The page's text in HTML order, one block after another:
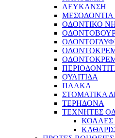
ΛΕΥΚΑΝΣΗ
ΜΕΣΟΔΟΝΤΙΑ
ΟΔΟΝΤΙΚΟ
ΟΥΛΙΤΙΔΑ
ΠΛΑΚΑ
ΣΤΟΜΑΤΙΚΑ
ΤΕΡΗΔΟΝΑ
ΤΕΧΝΗΤΕΣ
ΚΟΛΛΕΣ